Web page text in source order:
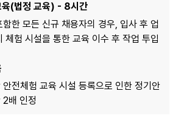
(법정 교육) - 8시간
함한 모든 신규 채용자의 경우, 입사 후 업
체험 시설을 통한 교육 이수 후 작업 투입
안전체험 교육 시설 등록으로 인한 정기안
2배 인정